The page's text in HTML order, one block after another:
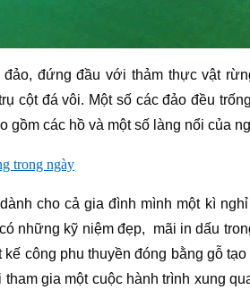
đứng đầu với thảm thực vật
cột đá vôi. Một số các đảo đều
gồm các hồ và một số làng nổi của
trong ngày
cho cả gia đình mình một kì
những kỹ niệm đẹp, mãi in dấu
công phu thuyền đóng bằng gỗ
tham gia một cuộc hành trình xung